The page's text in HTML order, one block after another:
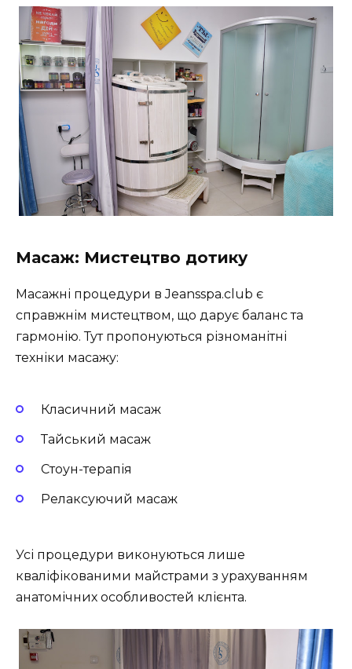
Масаж: Мистецтво дотику
Масажні процедури в Jeansspa.club є
справжнім мистецтвом, що дарує баланс та
гармонію. Тут пропонуються різноманітні
техніки масажу:
Класичний масаж
Тайський масаж
Стоун-терапія
Релаксуючий масаж
Усі процедури виконуються лише
кваліфікованими майстрами з урахуванням
анатомічних особливостей клієнта.